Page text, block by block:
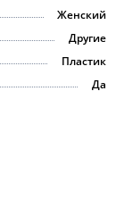
Женский
Другие
Пластик
Да